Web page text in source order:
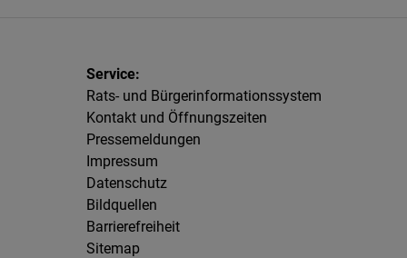
Rats- und Bürgerinformationssystem
Kontakt und Öffnungszeiten
Pressemeldungen
Impressum
Datenschutz
Bildquellen
Barrierefreiheit
Sitemap